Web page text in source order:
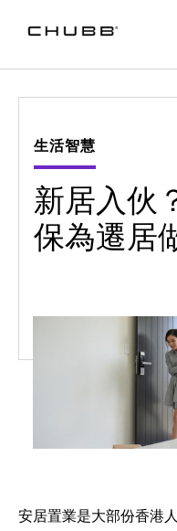
生活智慧
新居入伙
保為遷居
安居置業是大部份香港